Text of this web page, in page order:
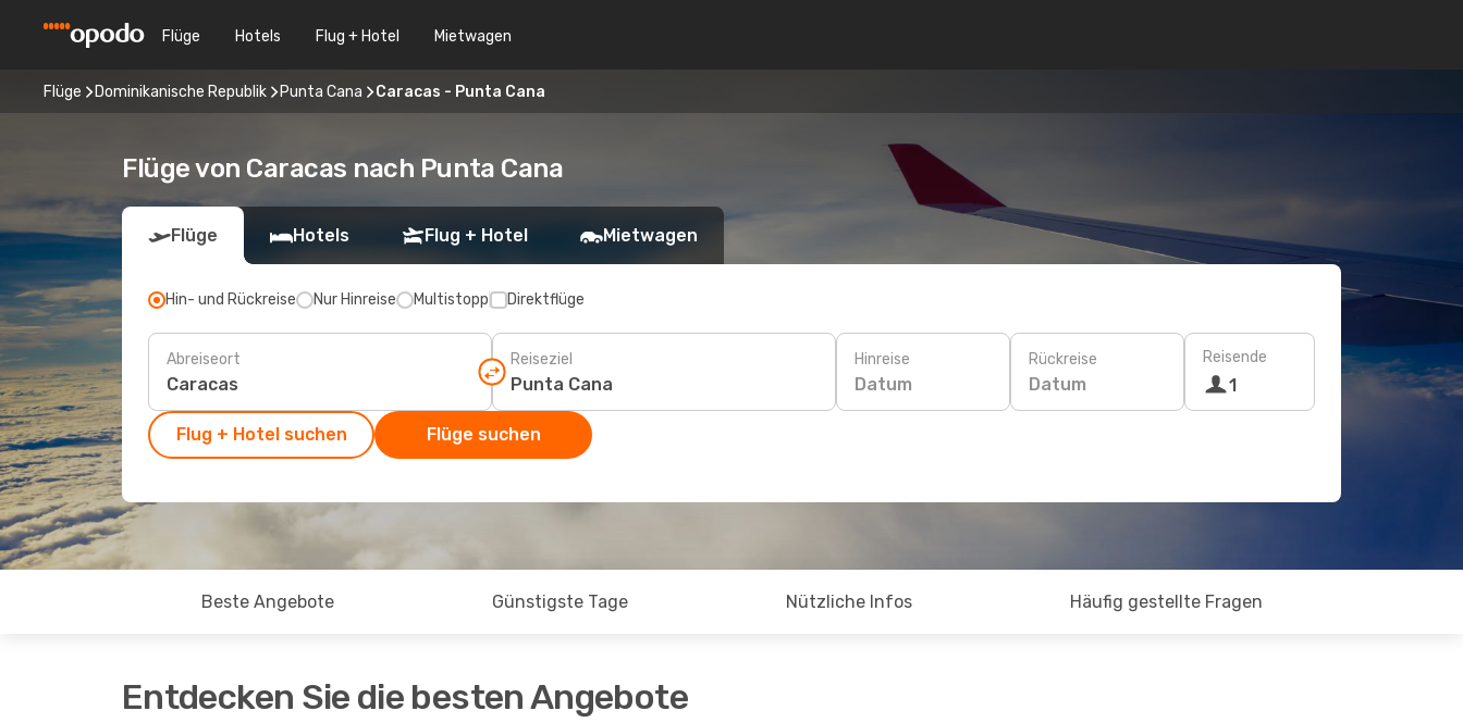
Flüge Hotels Flug + Hotel Mietwagen
Flüge Dominikanische Republik Punta Cana Caracas - Punta Cana
Flüge von Caracas nach Punta Cana
Flüge Hotels Flug + Hotel Mietwagen
Hin- und Rückreise Nur Hinreise Multistopp Direktflüge
Abreiseort Reiseziel Hinreise
Datum
Rückreise
Datum
Reisende
1
Flug + Hotel suchen Flüge suchen
Beste Angebote Günstigste Tage Nützliche Infos Häufig gestellte Fragen
Entdecken Sie die besten Angebote